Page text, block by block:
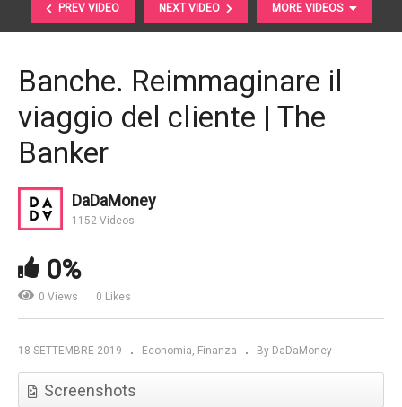
PREV VIDEO NEXT VIDEO MORE VIDEOS
Banche. Reimmaginare il
viaggio del cliente | The
Banker
DaDaMoney
1152 Videos
0%
0 Views 0 Likes
18 SETTEMBRE 2019 Economia Finanza By DaDaMoney
Screenshots